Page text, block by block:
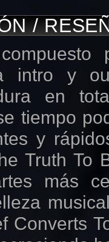
/
intro y
en
tiempo
y
Truth To
más
Converts